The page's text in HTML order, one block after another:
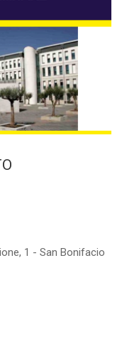
1 - San Bonifacio